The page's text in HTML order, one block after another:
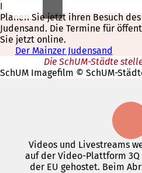
Besuch des Alten Jüdischen
Planen Sie jetzt ihren Besuch
Judensand. Die Termine für
Sie jetzt online.
Der Mainzer Judensand
Die SchUM-Städte
SchUM Imagefilm © SchUM-
Videos und Livestreams
auf der Video-Plattform 3Q
der EU gehostet. Beim